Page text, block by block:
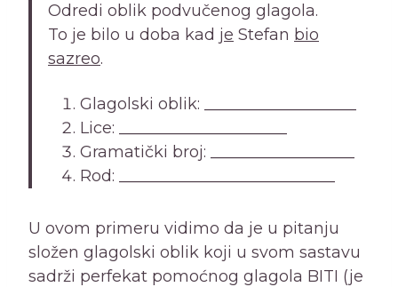
Odredi oblik podvučenog glagola.
To je bilo u doba kad je Stefan bio
sazreo.
Glagolski oblik: ___________________
Lice: _____________________
Gramatički broj: __________________
Rod: ___________________________
U ovom primeru vidimo da je u pitanju
složen glagolski oblik koji u svom sastavu
sadrži perfekat pomoćnog glagola BITI (je